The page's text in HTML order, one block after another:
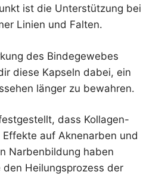
ist die Unterstützung bei
Linien und Falten.
des Bindegewebes
diese Kapseln dabei, ein
länger zu bewahren.
dass Kollagen-
auf Aknenarben und
Narbenbildung haben
den Heilungsprozess der